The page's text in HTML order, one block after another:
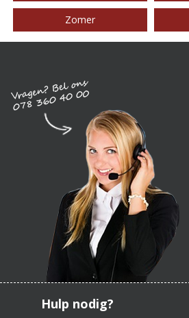
Zomer
Hulp nodig?